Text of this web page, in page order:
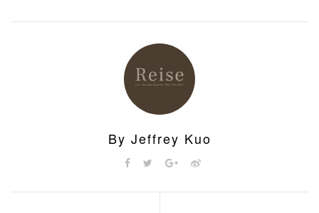
By Jeffrey Kuo